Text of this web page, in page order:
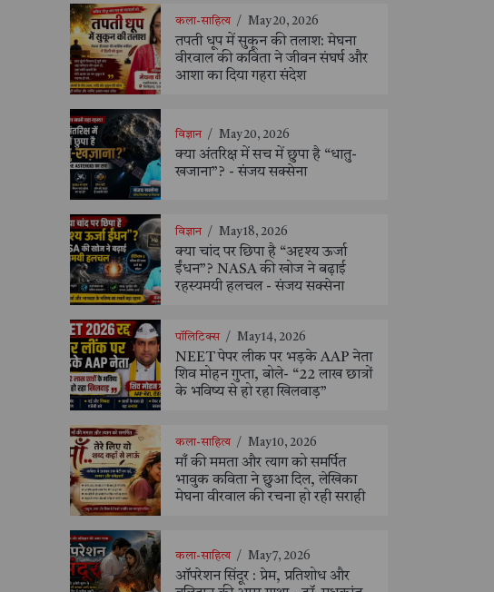
कला-साहित्य / May 20, 2026
तपती धूप में सुकून की तलाश: मेघना
वीरवाल की कविता ने जीवन संघर्ष और
आशा का दिया गहरा संदेश
विज्ञान / May 20, 2026
क्या अंतरिक्ष में सच में छुपा है “धातु-
खजाना”? - संजय सक्सेना
विज्ञान / May 18, 2026
क्या चांद पर छिपा है “अदृश्य ऊर्जा
ईंधन”? NASA की खोज ने बढ़ाई
रहस्यमयी हलचल - संजय सक्सेना
पॉलिटिक्स / May 14, 2026
NEET पेपर लीक पर भड़के AAP नेता
शिव मोहन गुप्ता, बोले- “22 लाख छात्रों
के भविष्य से हो रहा खिलवाड़”
कला-साहित्य / May 10, 2026
माँ की ममता और त्याग को समर्पित
भावुक कविता ने छुआ दिल, लेखिका
मेघना वीरवाल की रचना हो रही सराही
कला-साहित्य / May 7, 2026
ऑपरेशन सिंदूर : प्रेम, प्रतिशोध और